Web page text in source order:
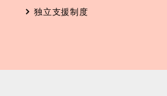
独立支援制度